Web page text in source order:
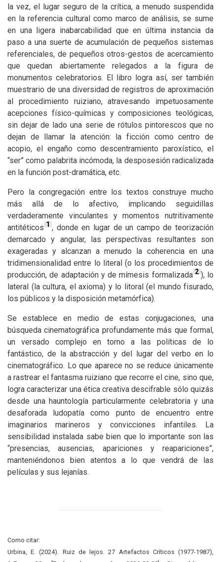
la vez, el lugar seguro de la crítica, a menudo suspendida
en la referencia cultural como marco de análisis, se sume
en una ligera inabarcabilidad que en última instancia da
paso a una suerte de acumulación de pequeños sistemas
referenciales, de pequeños otros-gestos de acercamiento
que quedan abiertamente relegados a la figura de
monumentos celebratorios. El libro logra así, ser también
muestrario de una diversidad de registros de aproximación
al procedimiento ruiziano, atravesando impetuosamente
acepciones físico-químicas y composiciones teológicas,
sin dejar de lado una serie de rótulos pintorescos que no
dejan de llamar la atención: la ficción como centro de
acopio, el engaño como descentramiento paroxístico, el
“ser” como palabrita incómoda, la desposesión radicalizada
en la función post-dramática, etc.
Pero la congregación entre los textos construye mucho
más allá de lo afectivo, implicando seguidillas
verdaderamente vinculantes y momentos nutritivamente
antitéticos 1 , donde en lugar de un campo de teorización
demarcado y angular, las perspectivas resultantes son
exageradas y alcanzan a menudo la coherencia en una
tridimensionalidad entre lo literal (o los procedimientos de
producción, de adaptación y de mímesis formalizada 2 ), lo
lateral (la cultura, el axioma) y lo litoral (el mundo fisurado,
los públicos y la disposición metamórfica).
Se establece en medio de estas conjugaciones, una
búsqueda cinematográfica profundamente más que formal,
un versado complejo en torno a las políticas de lo
fantástico, de la abstracción y del lugar del verbo en lo
cinematográfico. Lo que aparece no se reduce únicamente
a rastrear el fantasma ruiziano que recorre el cine, sino que,
logra caracterizar una ética creativa descifrable sólo quizás
desde una hauntología particularmente celebratoria y una
desaforada ludopatía como punto de encuentro entre
imaginarios marineros y convicciones infantiles. La
sensibilidad instalada sabe bien que lo importante son las
“presencias, ausencias, apariciones y reapariciones”,
manteniéndonos bien atentos a lo que vendrá de las
películas y sus lejanías.
Como citar:
Urbina, E. (2024). Ruiz de lejos. 27 Artefactos Críticos (1977-1987),